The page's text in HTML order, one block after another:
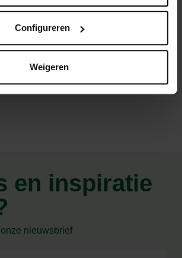
Configureren
Weigeren
en inspiratie
nieuwsbrief